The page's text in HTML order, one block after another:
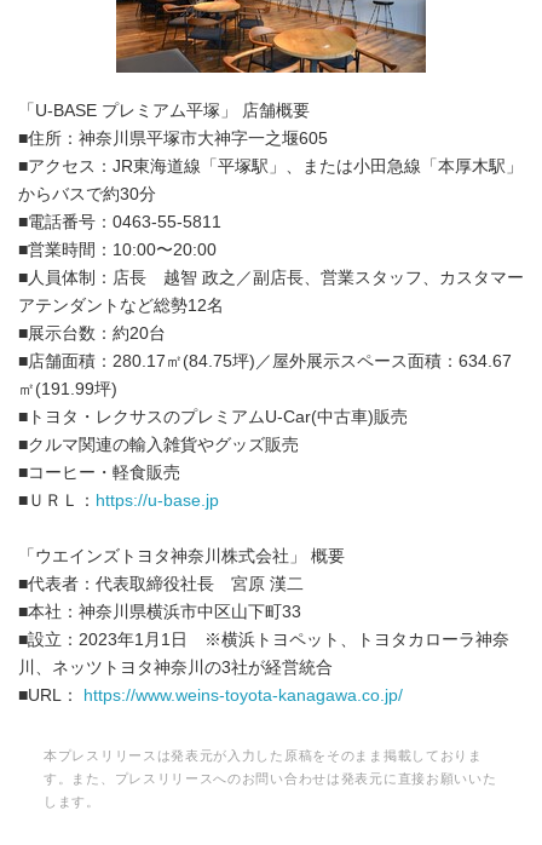
「U-BASE プレミアム平塚」 店舗概要
■住所：神奈川県平塚市大神字一之堰605
■アクセス：JR東海道線「平塚駅」、または小田急線「本厚木駅」
からバスで約30分
■電話番号：0463-55-5811
■営業時間：10:00〜20:00
■人員体制：店長 越智 政之／副店長、営業スタッフ、カスタマー
アテンダントなど総勢12名
■展示台数：約20台
■店舗面積：280.17㎡(84.75坪)／屋外展示スペース面積：634.67
㎡(191.99坪)
■トヨタ・レクサスのプレミアムU-Car(中古車)販売
■クルマ関連の輸入雑貨やグッズ販売
■コーヒー・軽食販売
■ＵＲＬ： https://u-base.jp
「ウエインズトヨタ神奈川株式会社」 概要
■代表者：代表取締役社長 宮原 漢二
■本社：神奈川県横浜市中区山下町33
■設立：2023年1月1日 ※横浜トヨペット、トヨタカローラ神奈
川、ネッツトヨタ神奈川の3社が経営統合
■URL：
https://www.weins-toyota-kanagawa.co.jp/
本プレスリリースは発表元が入力した原稿をそのまま掲載しておりま
す。また、プレスリリースへのお問い合わせは発表元に直接お願いいた
します。